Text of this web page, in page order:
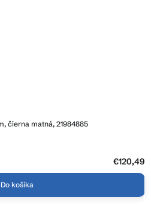
čierna matná, 21984885
€120,49
Do košíka